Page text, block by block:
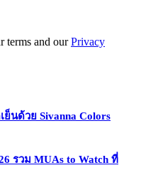
terms and ourPrivacy
ย็นด้วย Sivanna Colors
รวม MUAs to Watch ที่